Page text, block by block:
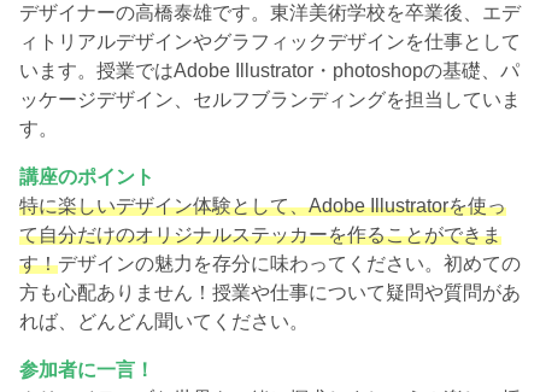
デザイナーの高橋泰雄です。東洋美術学校を卒業後、エデ
ィトリアルデザインやグラフィックデザインを仕事として
います。授業ではAdobe Illustrator・photoshopの基礎、パ
ッケージデザイン、セルフブランディングを担当していま
す。
講座のポイント
特に楽しいデザイン体験として、Adobe Illustratorを使っ
て自分だけのオリジナルステッカーを作ることができま
す！デザインの魅力を存分に味わってください。初めての
方も心配ありません！授業や仕事について疑問や質問があ
れば、どんどん聞いてください。
参加者に一言！